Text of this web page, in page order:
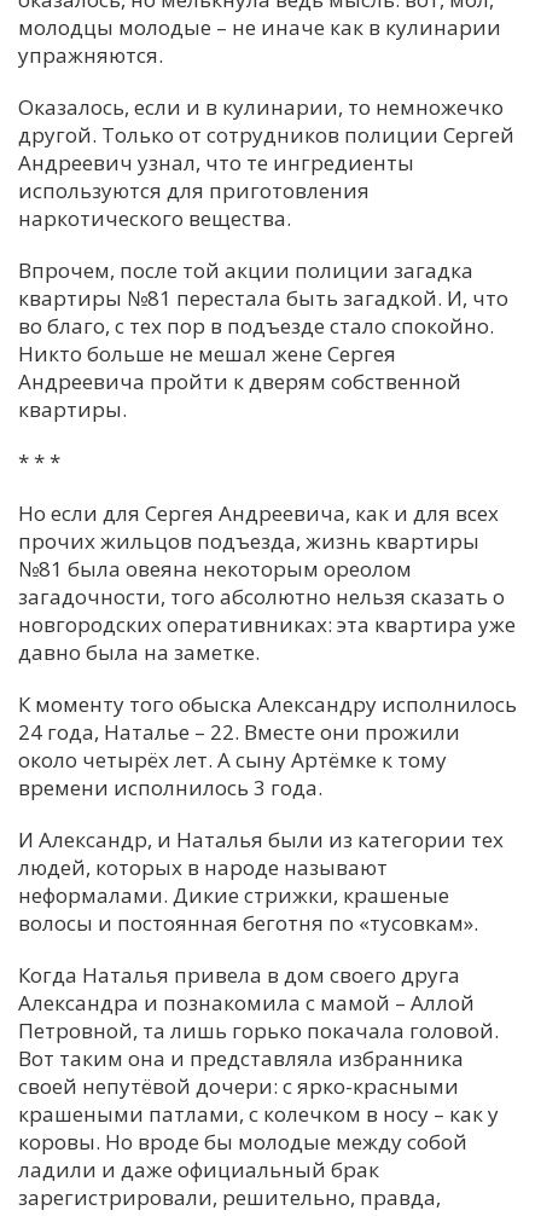
молодцы молодые – не иначе как в кулинарии
упражняются.
Оказалось, если и в кулинарии, то немножечко
другой. Только от сотрудников полиции Сергей
Андреевич узнал, что те ингредиенты
используются для приготовления
наркотического вещества.
Впрочем, после той акции полиции загадка
квартиры №81 перестала быть загадкой. И, что
во благо, с тех пор в подъезде стало спокойно.
Никто больше не мешал жене Сергея
Андреевича пройти к дверям собственной
квартиры.
* * *
Но если для Сергея Андреевича, как и для всех
прочих жильцов подъезда, жизнь квартиры
№81 была овеяна некоторым ореолом
загадочности, того абсолютно нельзя сказать о
новгородских оперативниках: эта квартира уже
давно была на заметке.
К моменту того обыска Александру исполнилось
24 года, Наталье – 22. Вместе они прожили
около четырёх лет. А сыну Артёмке к тому
времени исполнилось 3 года.
И Александр, и Наталья были из категории тех
людей, которых в народе называют
неформалами. Дикие стрижки, крашеные
волосы и постоянная беготня по «тусовкам».
Когда Наталья привела в дом своего друга
Александра и познакомила с мамой – Аллой
Петровной, та лишь горько покачала головой.
Вот таким она и представляла избранника
своей непутёвой дочери: с ярко-красными
крашеными патлами, с колечком в носу – как у
коровы. Но вроде бы молодые между собой
ладили и даже официальный брак
зарегистрировали, решительно, правда,